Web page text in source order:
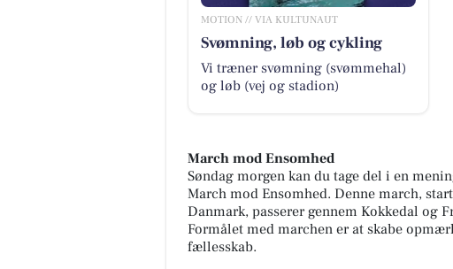
MOTION // VIA KULTUNAUT
Svømning, løb og cykling
Vi træner svømning (svømmehal)
og løb (vej og stadion)
March mod Ensomhed
Søndag morgen kan du tage del i en
March mod Ensomhed. Denne march,
Danmark, passerer gennem Kokkedal og
Formålet med marchen er at skabe
fællesskab.